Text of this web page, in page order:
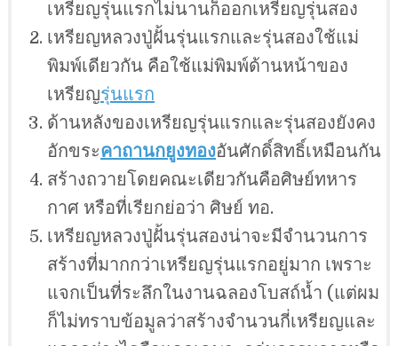
เหรียญรุ่นแรกไม่นานก็ออกเหรียญรุ่นสอง
เหรียญหลวงปู่ฝั้นรุ่นแรกและรุ่นสองใช้แม่
พิมพ์เดียวกัน คือใช้แม่พิมพ์ด้านหน้าของ
เหรียญรุ่นแรก
ด้านหลังของเหรียญรุ่นแรกและรุ่นสองยังคง
อักขระคาถานกยูงทองอันศักดิ์สิทธิ์เหมือนกัน
สร้างถวายโดยคณะเดียวกันคือศิษย์ทหาร
กาศ หรือที่เรียกย่อว่า ศิษย์ ทอ.
เหรียญหลวงปู่ฝั้นรุ่นสองน่าจะมีจำนวนการ
สร้างที่มากกว่าเหรียญรุ่นแรกอยู่มาก เพราะ
แจกเป็นที่ระลึกในงานฉลองโบสถ์น้ำ (แต่ผม
ก็ไม่ทราบข้อมูลว่าสร้างจำนวนกี่เหรียญและ